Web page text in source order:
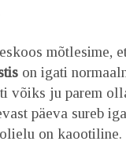
mõtlesime,
on igati
võiks ju parem
päeva sureb
on kaootiline.